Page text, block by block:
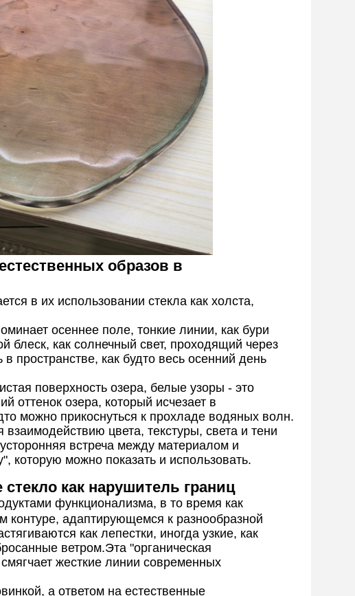
образов в
в их использовании стекла как холста,
осеннее поле, тонкие линии, как бури
блеск, как солнечный свет, проходящий через
пространстве, как будто весь осенний день
поверхность озера, белые узоры - это
оттенок озера, который исчезает в
можно прикоснуться к прохладе водяных волн.
цвета, текстуры, света и тени
встреча между материалом и
которую можно показать и использовать.
как нарушитель границ
функционализма, в то время как
контуре, адаптирующемся к разнообразной
как лепестки, иногда узкие, как
ветром.Эта "органическая
жесткие линии современных
а ответом на естественные